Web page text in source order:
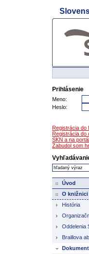
Prihlásenie
Meno:
Heslo:
Registrácia do
Registrácia do
SKN a na
Zabudol som
Úvod
O knižnici
História
Oddelenia
Braillova